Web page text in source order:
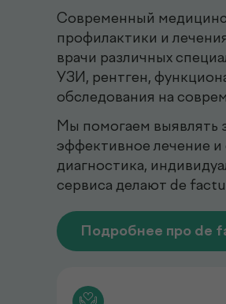
Современный
профилактики и
врачи различных
УЗИ, рентген,
обследования на
Мы помогаем выявлять
эффективное лечение и
диагностика,
сервиса делают de
Подробнее про de